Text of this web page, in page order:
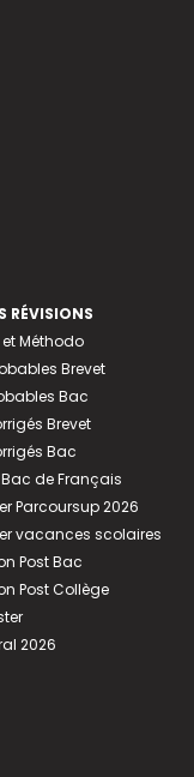
RÉVISIONS
Méthodo
Brevet
Bac
Brevet
Bac
de Français
Parcoursup 2026
vacances scolaires
Post Bac
Post Collège
2026